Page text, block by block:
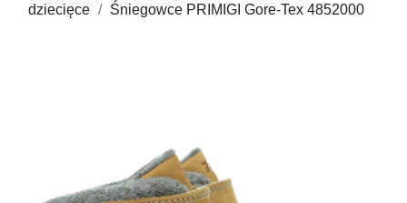
dziecięce
Śniegowce PRIMIGI Gore-Tex 4852000